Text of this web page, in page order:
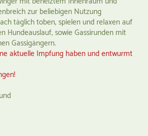
zur beliebigen Nutzung
täglich toben, spielen und relaxen auf
Hundeauslauf, sowie Gassirunden mit
Gassigängern.
aktuelle Impfung haben und entwurmt